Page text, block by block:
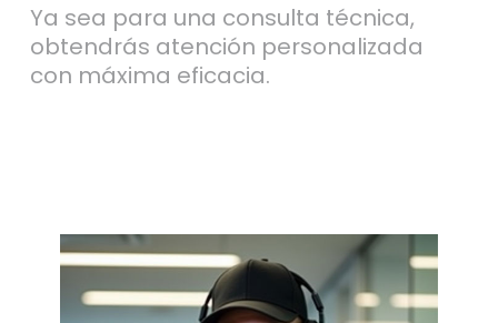
Ya sea para una consulta técnica,
obtendrás atención personalizada
con máxima eficacia.